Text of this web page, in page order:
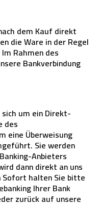
dem Kauf direkt
die Ware in der Regel
Rahmen des
Bankverbindung
um ein Direkt-
des
eine Überweisung
Sie werden
Anbieters
dann direkt an uns
Sofort halten Sie bitte
Ihrer Bank
zurück auf unsere